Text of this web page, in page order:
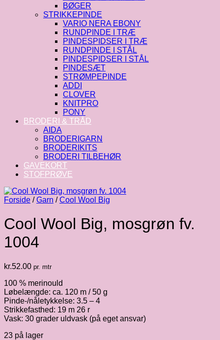
BØGER
STRIKKEPINDE
VARIO NERA EBONY
RUNDPINDE I TRÆ
PINDESPIDSER I TRÆ
RUNDPINDE I STÅL
PINDESPIDSER I STÅL
PINDESÆT
STRØMPEPINDE
ADDI
CLOVER
KNITPRO
PONY
BRODERI & TRÅD
AIDA
BRODERIGARN
BRODERIKITS
BRODERI TILBEHØR
GAVEKORT
STOFPRØVE
Forside / Garn / Cool Wool Big
Cool Wool Big, mosgrøn fv.
1004
kr.52.00 pr. mtr
100 % merinould
Løbelængde: ca. 120 m / 50 g
Pinde-/nåletykkelse: 3.5 – 4
Strikkefasthed: 19 m 26 r
Vask: 30 grader uldvask (på eget ansvar)
23 på lager